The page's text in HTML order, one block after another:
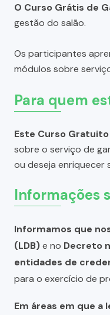
O Curso Grátis de
gestão do salão.
Os participantes
módulos sobre
Para quem
Este Curso
sobre o serviço de
ou deseja enriquecer
Informações
Informamos que
(LDB)e no Decreto
entidades de
para o exercício de
Em áreas em que